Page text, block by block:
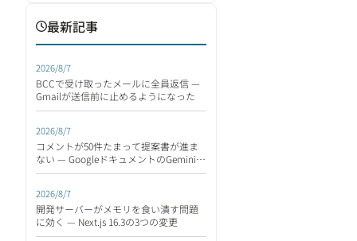
最新記事
2026/8/7
BCCで受け取ったメールに全員返信 —
Gmailが送信前に止めるようになった
2026/8/7
コメントが50件たまって提案書が進ま
ない — GoogleドキュメントのGeminiが
読んで返す
2026/8/7
開発サーバーがメモリを食い潰す問題
に効く — Next.js 16.3の3つの変更